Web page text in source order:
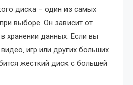
диска – один из самых
выборе. Он зависит от
хранении данных. Если вы
игр или других больших
жесткий диск с большей